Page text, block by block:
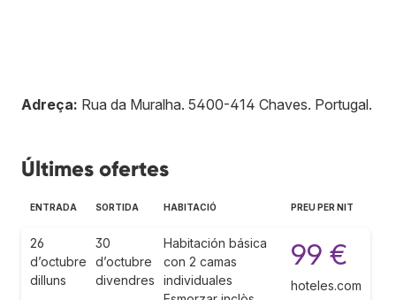
Adreça: Rua da Muralha. 5400-414 Chaves. Portugal.
Últimes ofertes
ENTRADA SORTIDA HABITACIÓ PREU PER NIT
26
d’octubre
dilluns
30
d’octubre
divendres
Habitación básica
con 2 camas
individuales
99 €
hoteles.com